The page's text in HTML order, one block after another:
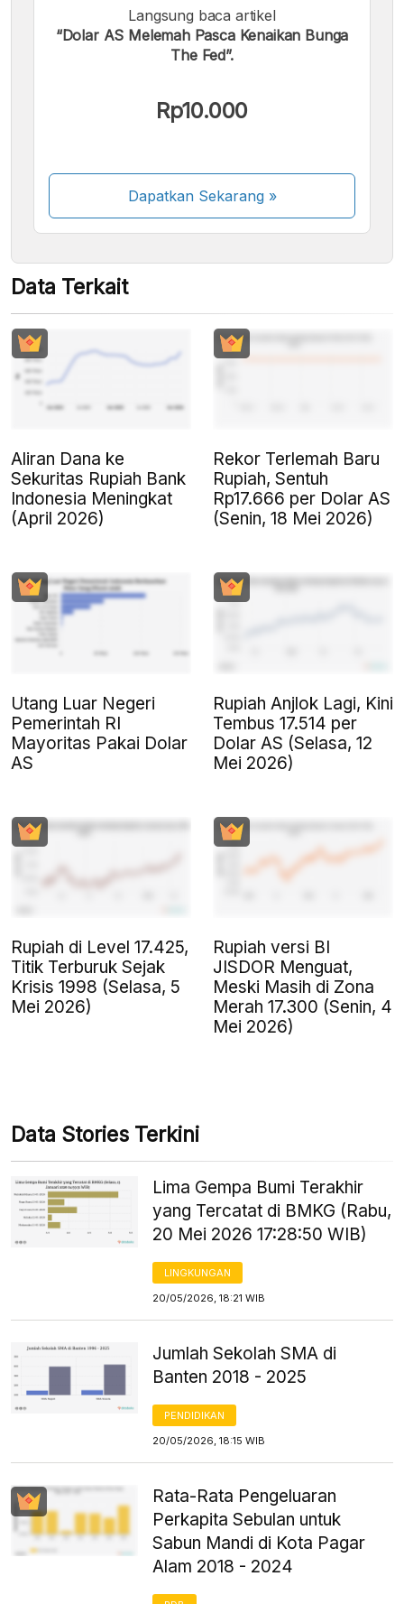
Langsung baca artikel
“Dolar AS Melemah Pasca Kenaikan Bunga
The Fed”.
Rp10.000
Dapatkan Sekarang»
Kami menerima pembayaran berikut:
Data Terkait
Aliran Dana ke
Sekuritas Rupiah Bank
Indonesia Meningkat
(April 2026)
Rekor Terlemah Baru
Rupiah, Sentuh
Rp17.666 per Dolar AS
(Senin, 18 Mei 2026)
Utang Luar Negeri
Pemerintah RI
Mayoritas Pakai Dolar
AS
Rupiah Anjlok Lagi, Kini
Tembus 17.514 per
Dolar AS (Selasa, 12
Mei 2026)
Rupiah di Level 17.425,
Titik Terburuk Sejak
Krisis 1998 (Selasa, 5
Mei 2026)
Rupiah versi BI
JISDOR Menguat,
Meski Masih di Zona
Merah 17.300 (Senin, 4
Mei 2026)
Data Stories Terkini
Lima Gempa Bumi Terakhir
yang Tercatat di BMKG (Rabu,
20 Mei 2026 17:28:50 WIB)
LINGKUNGAN
20/05/2026, 18:21 WIB
Jumlah Sekolah SMA di
Banten 2018 - 2025
PENDIDIKAN
20/05/2026, 18:15 WIB
Rata-Rata Pengeluaran
Perkapita Sebulan untuk
Sabun Mandi di Kota Pagar
Alam 2018 - 2024